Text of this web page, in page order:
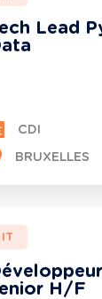
Lead
CDI
BRUXELLES
IT
H/F